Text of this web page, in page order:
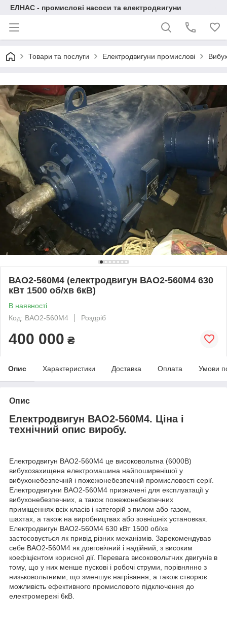
ЕЛНАС - промислові насоси та електродвигуни
Товари та послуги Електродвигуни промислові
ВАО2-560М4 (електродвигун ВАО2-560М4 630
кВт 1500 об/хв 6кВ)
В наявності
Код: ВАО2-560М4
Роздріб
400 000 ₴
Опис Характеристики Доставка Оплата Умови
Опис
Електродвигун ВАО2-560М4. Ціна і
технічний опис виробу.
Електродвигун ВАО2-560М4 це високовольтна (6000В)
вибухозахищена електромашина найпоширенішої у
вибухонебезпечній і пожежонебезпечній промисловості серії.
Електродвигуни ВАО2-560М4 призначені для експлуатації у
вибухонебезпечних, а також пожежонебезпечних
приміщеннях всіх класів і категорій з пилом або газом,
шахтах, а також на виробництвах або зовнішніх установках.
Електродвигун ВАО2-560М4 630 кВт 1500 об/хв
застосовується як привід різних механізмів. Зарекомендував
себе ВАО2-560М4 як довговічний і надійний, з високим
коефіцієнтом корисної дії. Перевага високовольтних двигунів в
тому, що у них менше пускові і робочі струми, порівнянно з
низьковольтними, що зменшує нагрівання, а також створює
можливість ефективного промислового підключення до
електромережі 6кВ.